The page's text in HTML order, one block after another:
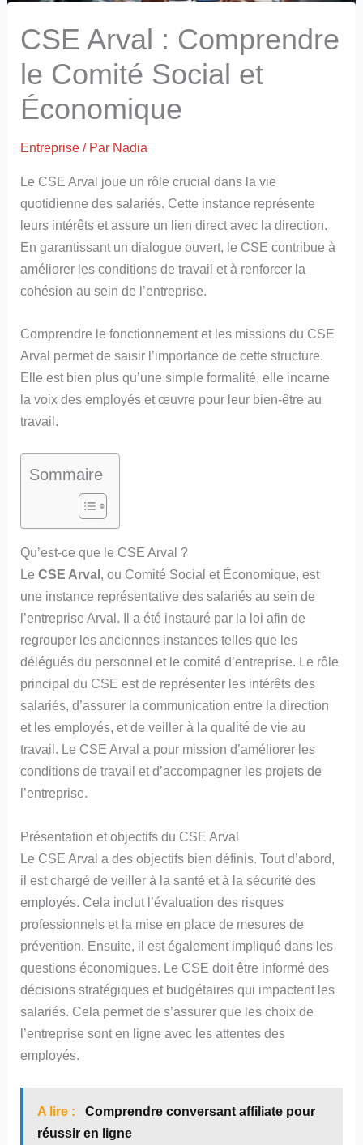
CSE Arval : Comprendre
le Comité Social et
Économique
Entreprise / Par Nadia
Le CSE Arval joue un rôle crucial dans la vie
quotidienne des salariés. Cette instance représente
leurs intérêts et assure un lien direct avec la direction.
En garantissant un dialogue ouvert, le CSE contribue à
améliorer les conditions de travail et à renforcer la
cohésion au sein de l’entreprise.
Comprendre le fonctionnement et les missions du CSE
Arval permet de saisir l’importance de cette structure.
Elle est bien plus qu’une simple formalité, elle incarne
la voix des employés et œuvre pour leur bien-être au
travail.
Sommaire
Qu’est-ce que le CSE Arval ?
LeCSE Arval , ou Comité Social et Économique, est
une instance représentative des salariés au sein de
l’entreprise Arval. Il a été instauré par la loi afin de
regrouper les anciennes instances telles que les
délégués du personnel et le comité d’entreprise. Le rôle
principal du CSE est de représenter les intérêts des
salariés, d’assurer la communication entre la direction
et les employés, et de veiller à la qualité de vie au
travail. Le CSE Arval a pour mission d’améliorer les
conditions de travail et d’accompagner les projets de
l’entreprise.
Présentation et objectifs du CSE Arval
Le CSE Arval a des objectifs bien définis. Tout d’abord,
il est chargé de veiller à la santé et à la sécurité des
employés. Cela inclut l’évaluation des risques
professionnels et la mise en place de mesures de
prévention. Ensuite, il est également impliqué dans les
questions économiques. Le CSE doit être informé des
décisions stratégiques et budgétaires qui impactent les
salariés. Cela permet de s’assurer que les choix de
l’entreprise sont en ligne avec les attentes des
employés.
A lire :
Comprendre conversant affiliate pour
réussir en ligne